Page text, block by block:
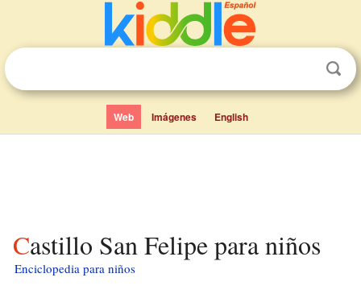
Web Imágenes English
Castillo San Felipe para niños
Enciclopedia para niños